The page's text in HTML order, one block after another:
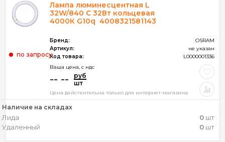
Лампа люминесцентная L
32W/840 C 32Вт кольцевая
4000К G10q 4008321581143
Бренд:
OSRAM
Артикул:
не указан
Код товара:
L0000001336
Ваша цена, c ндс
-- --
руб
шт
по запросу
Цена действительна только для интернет-магазина
Наличие на складах
Лида 0 шт
Удаленный
0 шт